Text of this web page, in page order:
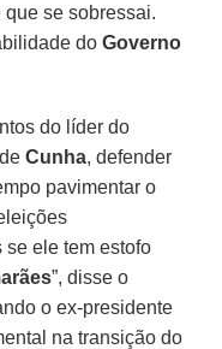
se sobressai.
doGoverno
do líder do
deCunha, defender
pavimentar o
se ele tem estofo
”, disse o
o ex-presidente
na transição do